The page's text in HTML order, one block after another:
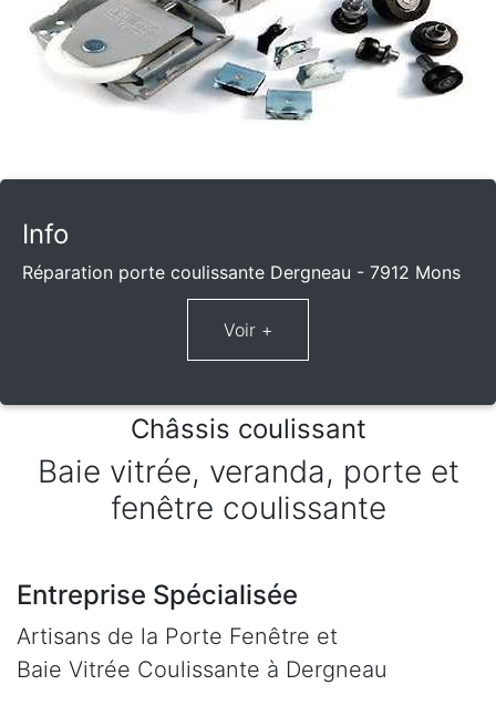
Info
Réparation porte coulissante Dergneau - 7912 Mons
Châssis coulissant
Baie vitrée, veranda, porte et
fenêtre coulissante
Entreprise Spécialisée
Artisans de la Porte Fenêtre et
Baie Vitrée Coulissante à Dergneau